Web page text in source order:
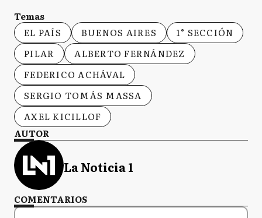
Temas
EL PAÍS
BUENOS AIRES
1° SECCIÓN
PILAR
ALBERTO FERNÁNDEZ
FEDERICO ACHÁVAL
SERGIO TOMÁS MASSA
AXEL KICILLOF
AUTOR
La Noticia 1
COMENTARIOS